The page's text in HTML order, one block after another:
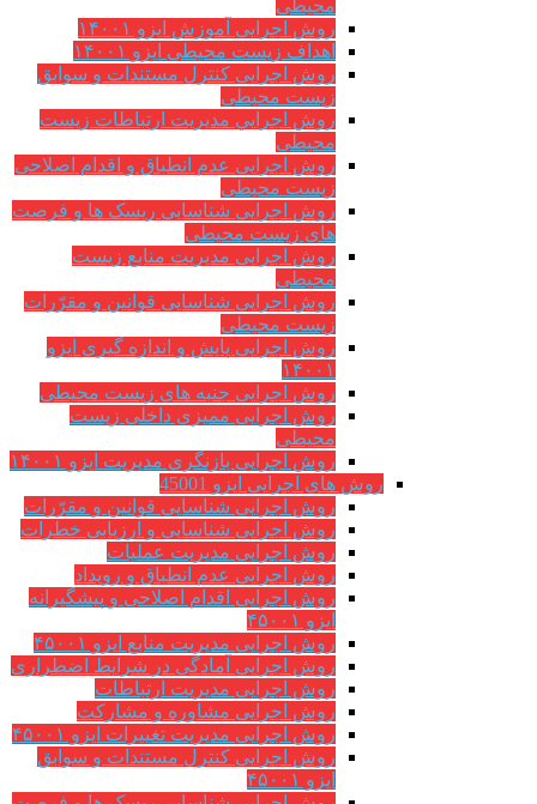
محیطی
روش اجرایی آموزش ایزو ۱۴۰۰۱
اهداف زیست محیطی ایزو ۱۴۰۰۱
روش اجرایی کنترل مستندات و سوابق
زیست محیطی
روش اجرايي مدیریت ارتباطات زیست
محیطی
روش اجرایی عدم انطباق و اقدام اصلاحی
زیست محیطی
روش اجرایی شناسایی ریسک ها و فرصت
های زیست محیطی
روش اجرایی مدیریت منابع زیست
محیطی
روش اجرایی شناسایی قوانین و مقرّرات
زیست محیطی
روش اجرایی پایش و اندازه گیری ایزو
۱۴۰۰۱
روش اجرایی جنبه های زیست محیطی
روش اجرایی ممیزی داخلی زیست
محیطی
روش اجرایی بازنگری مدیریت ایزو ۱۴۰۰۱
روش های اجرایی ایزو 45001
روش اجرایی شناسایی قوانین و مقرّرات
روش اجرایی شناسایی و ارزیابی خطرات
روش اجرایی مدیریت عملیات
روش اجرایی عدم انطباق و رویداد
روش اجرایی اقدام اصلاحی و پیشگیرانه
ایزو ۴۵۰۰۱
روش اجرایی مدیریت منابع ایزو ۴۵۰۰۱
روش اجرایی آمادگی در شرایط اضطراری
روش اجرایی مدیریت ارتباطات
روش اجرایی مشاوره و مشارکت
روش اجرایی مدیریت تغییرات ایزو ۴۵۰۰۱
روش اجرایی کنترل مستندات و سوابق
ایزو ۴۵۰۰۱